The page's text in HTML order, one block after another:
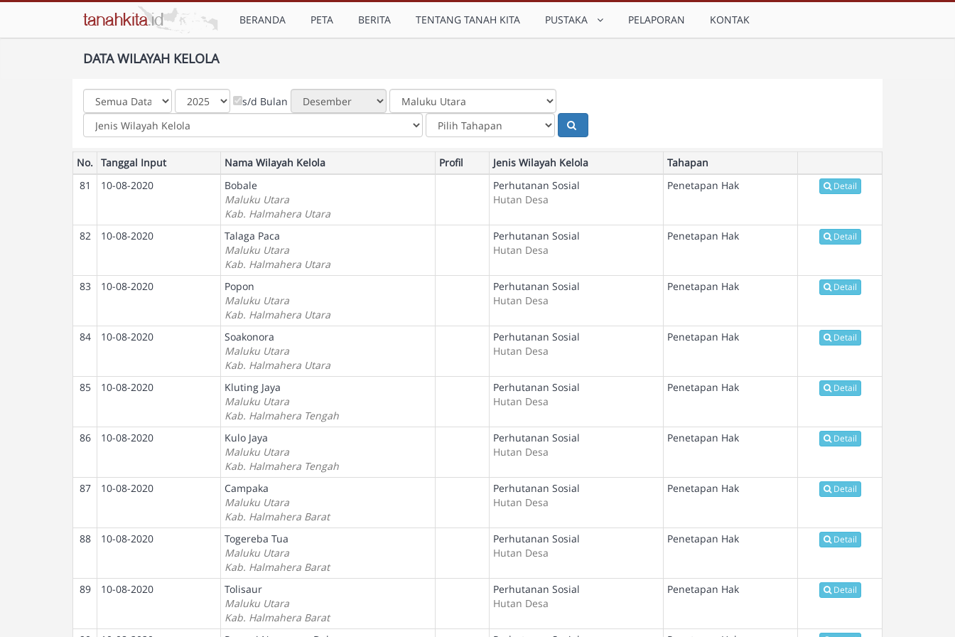
BERANDA PETA BERITA TENTANG TANAH KITA PUSTAKA PELAPORAN KONTAK
DATA WILAYAH KELOLA
s/d Bulan
No. Tanggal Input Nama Wilayah Kelola Profil Jenis Wilayah Kelola
Tahapan
81
10-08-2020
Bobale
Maluku Utara
Kab. Halmahera Utara
Perhutanan Sosial
Hutan Desa
Penetapan Hak Detail
82 10-08-2020
Talaga Paca
Maluku Utara
Kab. Halmahera Utara
Perhutanan Sosial
Hutan Desa
Penetapan Hak Detail
83 10-08-2020
Popon
Maluku Utara
Kab. Halmahera Utara
Perhutanan Sosial
Hutan Desa
Penetapan Hak Detail
84 10-08-2020
Soakonora
Maluku Utara
Kab. Halmahera Utara
Perhutanan Sosial
Hutan Desa
Penetapan Hak Detail
85 10-08-2020
Kluting Jaya
Maluku Utara
Kab. Halmahera Tengah
Perhutanan Sosial
Hutan Desa
Penetapan Hak Detail
86 10-08-2020
Kulo Jaya
Maluku Utara
Kab. Halmahera Tengah
Perhutanan Sosial
Hutan Desa
Penetapan Hak Detail
87 10-08-2020
Campaka
Maluku Utara
Kab. Halmahera Barat
Perhutanan Sosial
Hutan Desa
Penetapan Hak Detail
88 10-08-2020
Togereba Tua
Maluku Utara
Kab. Halmahera Barat
Perhutanan Sosial
Hutan Desa
Penetapan Hak Detail
89 10-08-2020
Tolisaur
Maluku Utara
Kab. Halmahera Barat
Perhutanan Sosial
Hutan Desa
Penetapan Hak Detail